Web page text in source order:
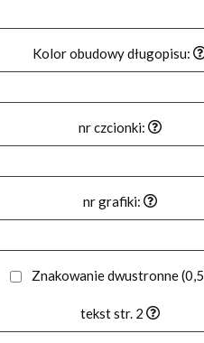
Kolor obudowy długopisu:
nr czcionki:
nr grafiki:
Znakowanie dwustronne
tekst str. 2